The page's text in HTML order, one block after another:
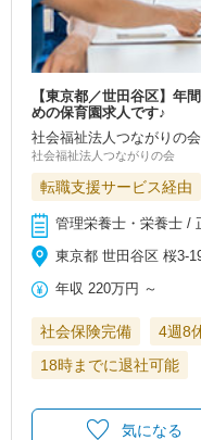
【東京都／世田谷区】年
めの保育園求人です♪
社会福祉法人つながりの会
社会福祉法人つながりの会
転職支援サービス経由
管理栄養士・栄養士 /
東京都 世田谷区 桜3-
年収 220万円 ～
社会保険完備 4週8
18時までに退社可能
気になる